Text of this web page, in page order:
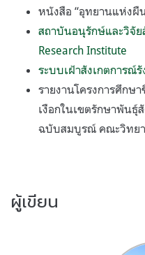
หนังสือ “อุทยานแห่งผื
สถาบันอนุรักษ์และวิจัย
Research Institute
ระบบเฝ้าสังเกตการณ์รั
รายงานโครงการศึกษ
เงือกในเขตรักษาพันธุ์
ฉบับสมบูรณ์ คณะวิทย
ผู้เขียน